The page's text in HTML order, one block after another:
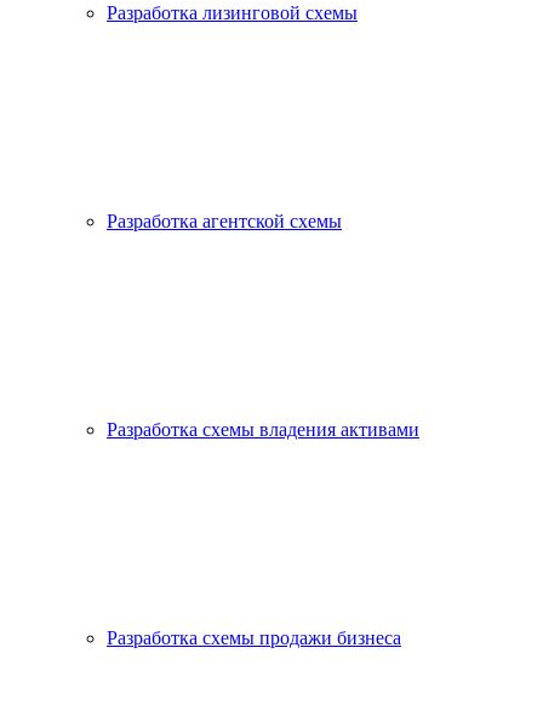
Разработка лизинговой схемы
Разработка агентской схемы
Разработка схемы владения активами
Разработка схемы продажи бизнеса